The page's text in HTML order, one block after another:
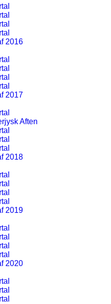
2016
2017
Aften
2018
2019
2020